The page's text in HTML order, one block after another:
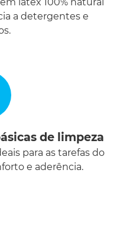
látex 100% natural
a detergentes e
de limpeza
para as tarefas do
e aderência.